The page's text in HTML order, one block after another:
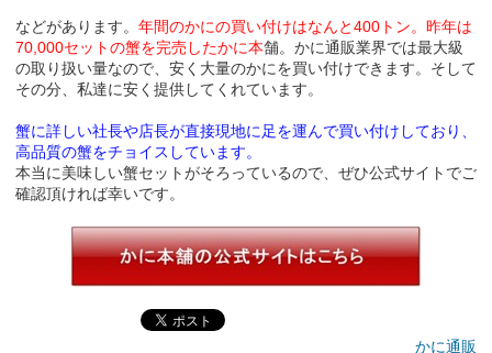
などがあります。 年間のかにの買い付けはなんと400トン。昨年は
70,000セットの蟹を完売したかに本舗。かに通販業界では最大級
の取り扱い量なので、安く大量のかにを買い付けできます。そして
その分、私達に安く提供してくれています。
蟹に詳しい社長や店長が直接現地に足を運んで買い付けしており、
高品質の蟹をチョイスしています。
本当に美味しい蟹セットがそろっているので、ぜひ公式サイトでご
確認頂ければ幸いです。
かに通販